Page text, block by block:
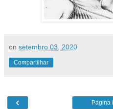
on setembro 03, 2020
Compartilhar
‹ Página